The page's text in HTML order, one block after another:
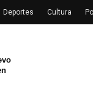
Deportes Cultura